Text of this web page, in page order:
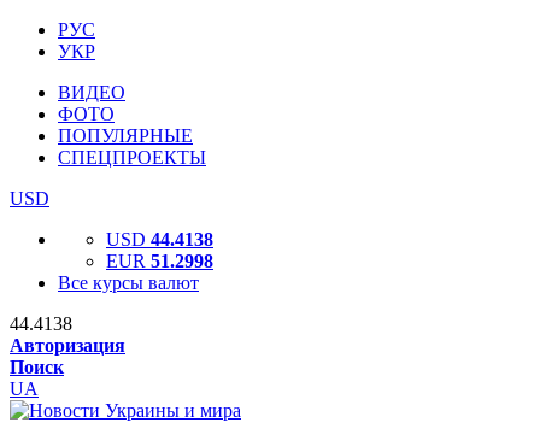
РУС
УКР
ВИДЕО
ФОТО
ПОПУЛЯРНЫЕ
СПЕЦПРОЕКТЫ
USD
USD 44.4138
EUR 51.2998
Все курсы валют
44.4138
Авторизация
Поиск
UA